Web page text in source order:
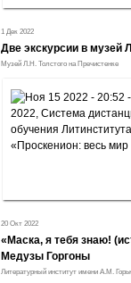
1 Дек 2022
Две экскурсии в музей
Музей Л.Н. Толстого на Пречистенке
20 Окт 2022
«Маска, я тебя знаю!
Медузы Горгоны
Литературный институт имени А.М.